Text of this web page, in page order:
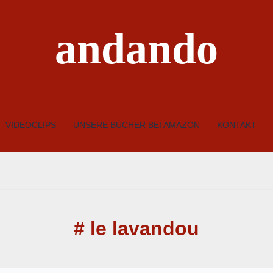
andando
VIDEOCLIPS UNSERE BÜCHER BEI AMAZON KONTAKT
# le lavandou